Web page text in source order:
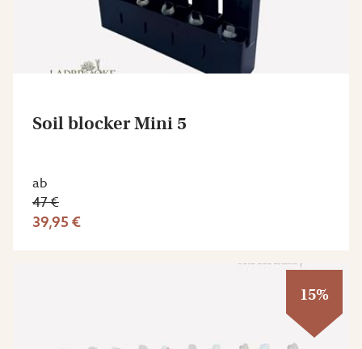
Soil blocker Mini 5
ab
47 €
39,95 €
15%